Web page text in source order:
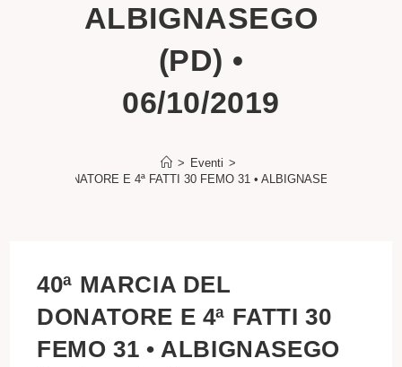
ALBIGNASEGO
(PD) •
06/10/2019
> Eventi >
DEL DONATORE E 4ª FATTI 30 FEMO 31 • ALBIGNASEGO (PD) •
40ª MARCIA DEL
DONATORE E 4ª FATTI 30
FEMO 31 • ALBIGNASEGO